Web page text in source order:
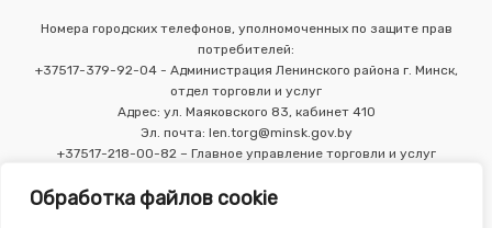
Обработка файлов cookie
Номера городских телефонов, уполномоченных по защите прав
потребителей:
+37517-379-92-04 - Администрация Ленинского района г. Минск,
отдел торговли и услуг
Адрес: ул. Маяковского 83, кабинет 410
Эл. почта: len.torg@minsk.gov.by
+37517-218-00-82 – Главное управление торговли и услуг